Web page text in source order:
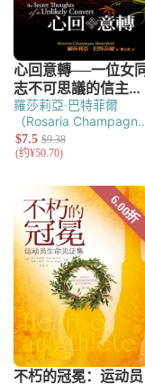
羅莎莉亞‧巴特菲爾
（Rosaria Champagne
Butterfield）